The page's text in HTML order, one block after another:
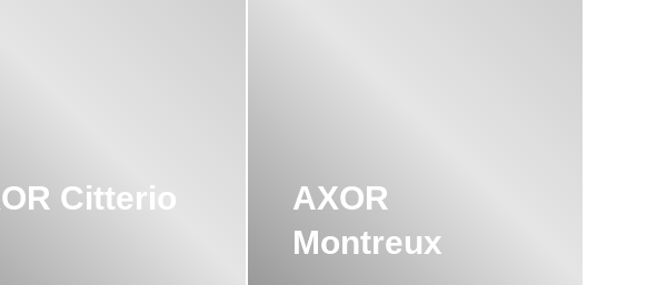
Citterio
AXOR
Montreux